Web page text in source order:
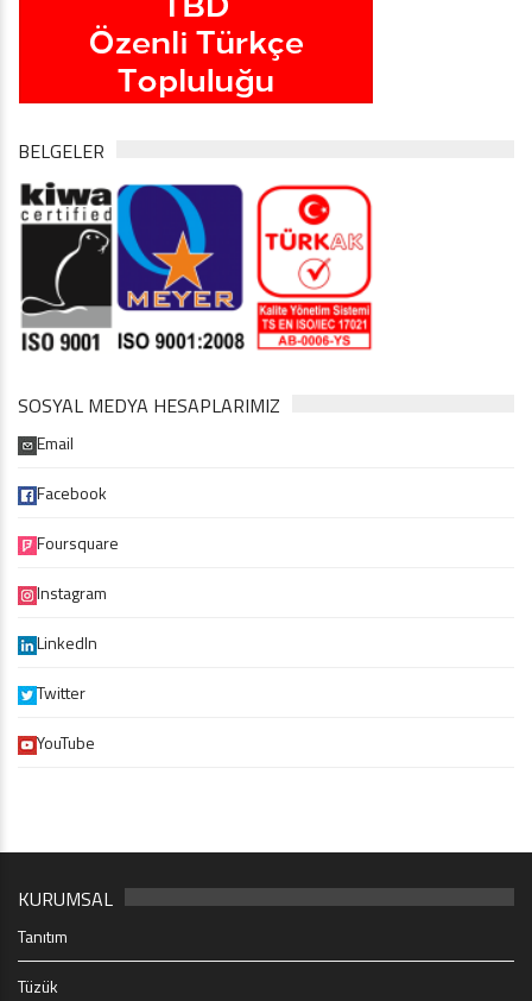
BELGELER
SOSYAL MEDYA HESAPLARIMIZ
Email
Facebook
Foursquare
Instagram
LinkedIn
Twitter
YouTube
KURUMSAL
Tanıtım
Tüzük